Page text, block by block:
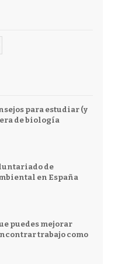
para estudiar (y
de biología
de
en España
puedes mejorar
trabajo como